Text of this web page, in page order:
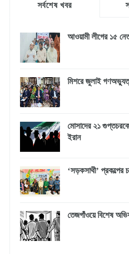
সর্বশেষ খবর
আওয়ামী লীগের ১৫
মিশরে জুলাই
মোসাদের ২১
ইরান
‘সড়কসাথী’ প্রকল্পের
তেজগাঁওয়ে বিশেষ